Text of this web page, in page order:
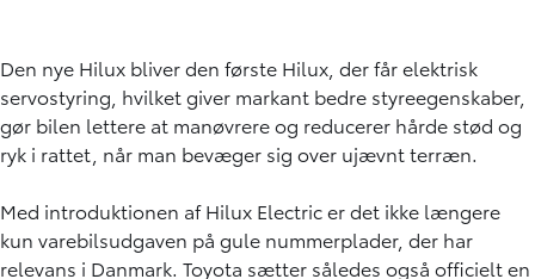
Den nye Hilux bliver den første Hilux, der får elektrisk
servostyring, hvilket giver markant bedre styreegenskaber,
gør bilen lettere at manøvrere og reducerer hårde stød og
ryk i rattet, når man bevæger sig over ujævnt terræn.
Med introduktionen af Hilux Electric er det ikke længere
kun varebilsudgaven på gule nummerplader, der har
relevans i Danmark. Toyota sætter således også officielt en